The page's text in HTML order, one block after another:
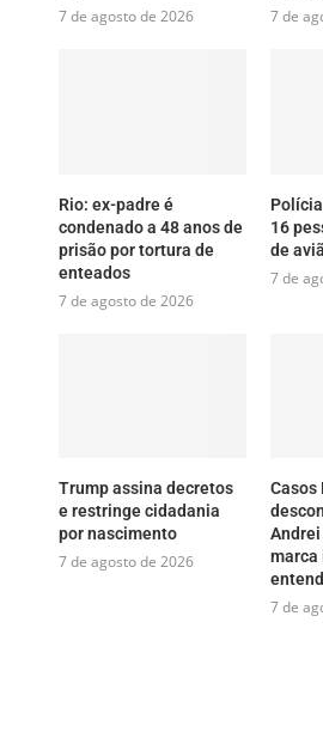
7 de agosto de 2026 7 de
Rio: ex-padre é
condenado a 48 anos de
prisão por tortura de
enteados
7 de agosto de 2026
16
de
7 de
Trump assina decretos
e restringe cidadania
por nascimento
7 de agosto de 2026
Casos
Andrei
marca
7 de